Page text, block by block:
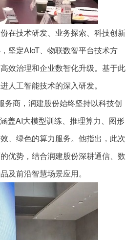
技术研发、业务探索、科技创新
坚定AIoT、物联数智平台技术方
效治理和企业数智化升级。基于此
人工智能技术的深入研发。
商，润建股份始终坚持以科技创
盖AI大模型训练、推理算力、图形
、绿色的算力服务。他指出，此次
优势，结合润建股份深耕通信、数
及前沿智慧场景应用。